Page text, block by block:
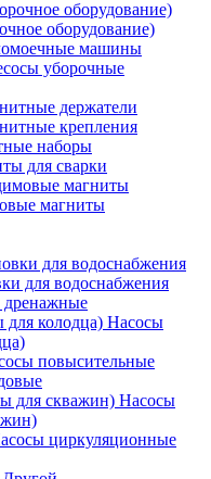
оборудование)
машины
уборочные
держатели
крепления
наборы
для сварки
магниты
магниты
для водоснабжения
Насосы
повысительные
Насосы
циркуляционные